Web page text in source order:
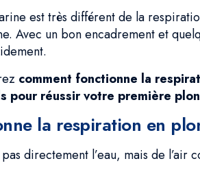
est très différent de la
Avec un bon encadrement et
comment fonctionne la
pour réussir votre première
la respiration en
directement l’eau, mais de l’air